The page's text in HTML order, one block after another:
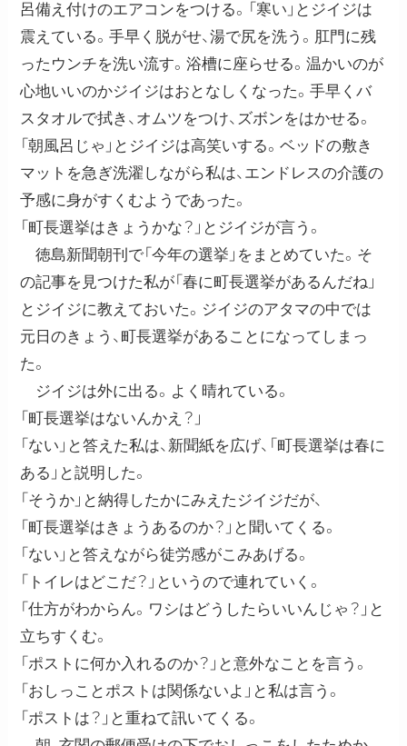
呂備え付けのエアコンをつける。「寒い」とジイジは
震えている。手早く脱がせ、湯で尻を洗う。肛門に残
ったウンチを洗い流す。浴槽に座らせる。温かいのが
心地いいのかジイジはおとなしくなった。手早くバ
スタオルで拭き、オムツをつけ、ズボンをはかせる。
「朝風呂じゃ」とジイジは高笑いする。ベッドの敷き
マットを急ぎ洗濯しながら私は、エンドレスの介護の
予感に身がすくむようであった。
「町長選挙はきょうかな？」とジイジが言う。
徳島新聞朝刊で「今年の選挙」をまとめていた。そ
の記事を見つけた私が「春に町長選挙があるんだね」
とジイジに教えておいた。ジイジのアタマの中では
元日のきょう、町長選挙があることになってしまっ
た。
ジイジは外に出る。よく晴れている。
「町長選挙はないんかえ？」
「ない」と答えた私は、新聞紙を広げ、「町長選挙は春に
ある」と説明した。
「そうか」と納得したかにみえたジイジだが、
「町長選挙はきょうあるのか？」と聞いてくる。
「ない」と答えながら徒労感がこみあげる。
「トイレはどこだ？」というので連れていく。
「仕方がわからん。ワシはどうしたらいいんじゃ？」と
立ちすくむ。
「ポストに何か入れるのか？」と意外なことを言う。
「おしっことポストは関係ないよ」と私は言う。
「ポストは？」と重ねて訊いてくる。